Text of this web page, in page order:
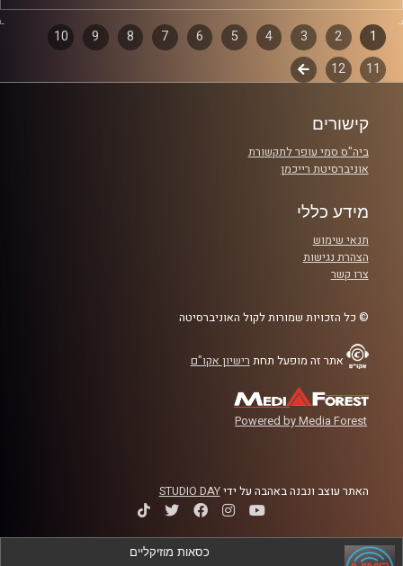
שעה של מוזיקה ישראלית עם ארגמן שפי רפלד
קרדיט תמונות:Elior Buchnik
דפדוף
פרקים
1
2
3
4
5
6
7
8
9
10
11
12
לשלב
קישורים
ביה"ס סמי עופר לתקשורת
אוניברסיטת רייכמן
מידע כללי
תנאי שימוש
הצהרת נגישות
צרו קשר
© כל הזכויות שמורות לקול האוניברסיטה
אתר זה מופעל תחת רישיון אקו"ם
Powered by Media Forest
האתר עוצב ונבנה באהבה על ידיSTUDIO DAY
כסאות מוזיקליים